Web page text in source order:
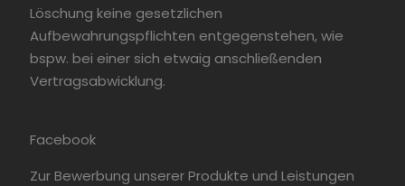
Löschung keine gesetzlichen
Aufbewahrungspflichten entgegenstehen, wie
bspw. bei einer sich etwaig anschließenden
Vertragsabwicklung.
Facebook
Zur Bewerbung unserer Produkte und Leistungen